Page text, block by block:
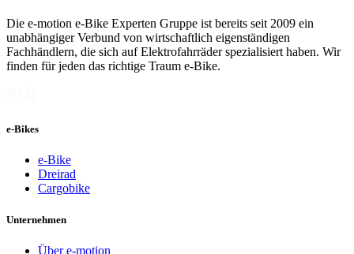
Die e-motion e-Bike Experten Gruppe ist bereits seit 2009 ein
unabhängiger Verbund von wirtschaftlich eigenständigen
Fachhändlern, die sich auf Elektrofahrräder spezialisiert haben. Wir
finden für jeden das richtige Traum e-Bike.
e-Bikes
e-Bike
Dreirad
Cargobike
Unternehmen
Über e-motion